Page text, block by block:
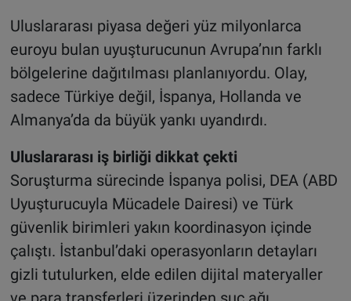
Uluslararası piyasa değeri yüz milyonlarca
euroyu bulan uyuşturucunun Avrupa’nın farklı
bölgelerine dağıtılması planlanıyordu. Olay,
sadece Türkiye değil, İspanya, Hollanda ve
Almanya’da da büyük yankı uyandırdı.
Uluslararası iş birliği dikkat çekti
Soruşturma sürecinde İspanya polisi, DEA (ABD
Uyuşturucuyla Mücadele Dairesi) ve Türk
güvenlik birimleri yakın koordinasyon içinde
çalıştı. İstanbul’daki operasyonların detayları
gizli tutulurken, elde edilen dijital materyaller